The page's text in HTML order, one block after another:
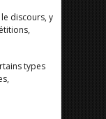
discours, y
types